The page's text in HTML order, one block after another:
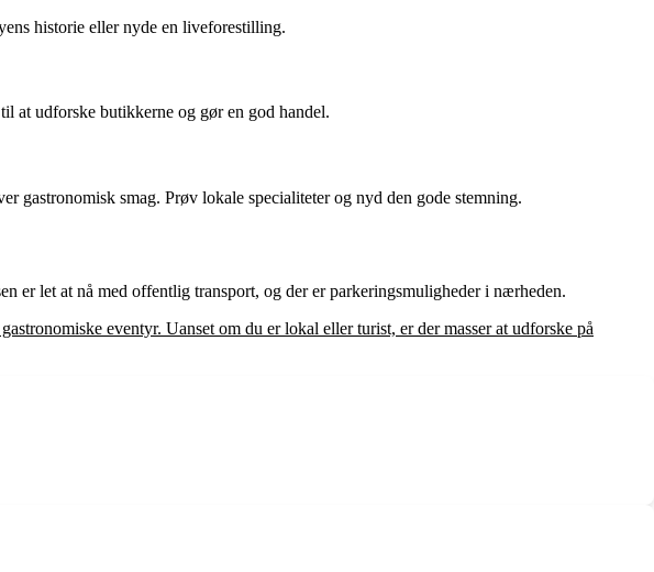
historie eller nyde en liveforestilling.
at udforske butikkerne og gør en god handel.
gastronomisk smag. Prøv lokale specialiteter og nyd den gode stemning.
er let at nå med offentlig transport, og der er parkeringsmuligheder i nærheden.
eventyr. Uanset om du er lokal eller turist, er der masser at udforske på